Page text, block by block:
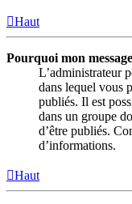
Haut
Pourquoi mon
L’administrateur
dans lequel vous
publiés. Il est
dans un groupe
d’être publiés.
d’informations.
Haut